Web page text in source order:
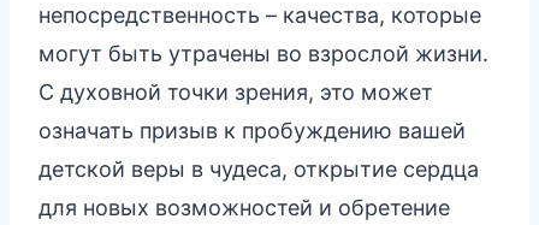
непосредственность – качества, которые
могут быть утрачены во взрослой жизни.
С духовной точки зрения, это может
означать призыв к пробуждению вашей
детской веры в чудеса, открытие сердца
для новых возможностей и обретение